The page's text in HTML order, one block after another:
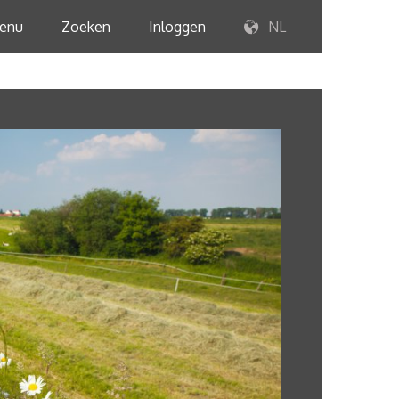
Zoeken Inloggen NL